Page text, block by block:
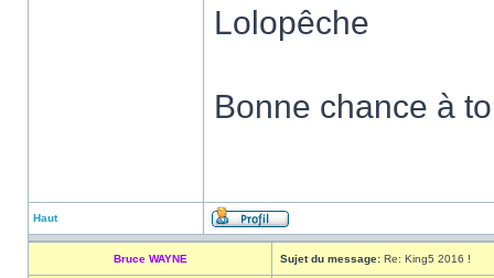
Lolopêche
Bonne chance à
Haut
Bruce WAYNE Sujet du message: Re: King5 2016 !